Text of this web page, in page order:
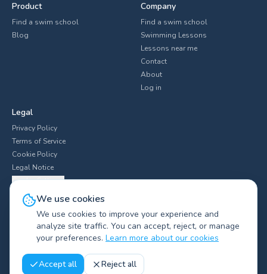
Product
Find a swim school
Blog
Company
Find a swim school
Swimming Lessons
Lessons near me
Contact
About
Log in
Legal
Privacy Policy
Terms of Service
Cookie Policy
Legal Notice
Cookie Settings
Explore swim clubs by city▼
© 2026Swimliv.All rights reserved.
We use cookies
We use cookies to improve your experience and
analyze site traffic. You can accept, reject, or manage
your preferences. Learn more about our cookies
Accept all Reject all